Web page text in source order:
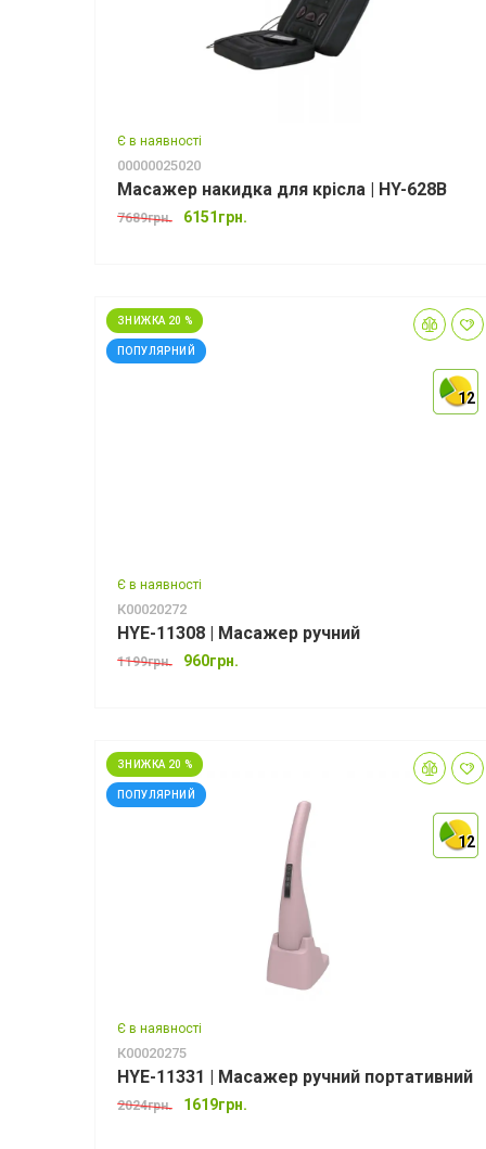
Є в наявності
00000025020
Масажер накидка для крісла | HY-628B
7689грн. 6151грн.
12
12
12
ЗНИЖКА 20 %
ПОПУЛЯРНИЙ
Є в наявності
К00020272
HYE-11308 | Масажер ручний
1199грн. 960грн.
12
12
12
ЗНИЖКА 20 %
ПОПУЛЯРНИЙ
Є в наявності
К00020275
HYE-11331 | Масажер ручний портативний
2024грн. 1619грн.